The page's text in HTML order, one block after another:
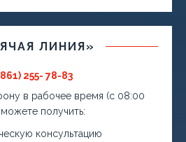
ЛИНИЯ»
255- 78-83
в рабочее время (с 08:00
получить:
консультацию